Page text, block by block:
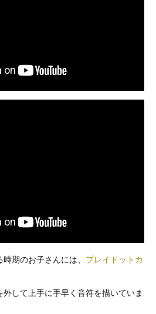
期のお子さんには、 プレイドットカ
して上手に手早く音符を描いていま